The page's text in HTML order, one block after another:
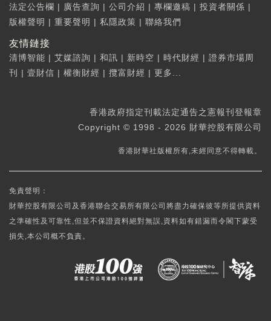
法定公告欄 | 廣告查詢 | 公司介紹 | 專欄邀稿 | 投資者關係 |
版權聲明 | 重要聲明 | 私隱政策 | 聯絡我們
友情鏈接
清博智能 | 艾媒諮詢 | 和訊 | 新時空 | 時代財經 | 證券市場周
刊
| 壹財信 | 權衡財經 | 攬富財經 | 更多...
香港政府指定刊載法定通告之憲報刊登報章
Copyright © 1998 - 2026 財華控股有限公司
香港財華社版權所有,未經同意不得轉載。
免責聲明：
財華控股有限公司及香港聯合交易所有限公司將盡力確保彼等所提供資料
之準確性及可靠性,但並不保證資料絕對無誤,資料如有錯漏而令閣下蒙受
損失,本公司概不負責。